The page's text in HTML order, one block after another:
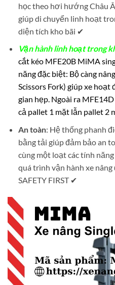
học theo hơi hướng Châu
giúp di chuyển linh hoạt
diện tích kho bãi ✔
Vận hành linh hoạt trong
cắt kéo MFE20B MiMA
năng đặc biệt: Bộ càng
Scissors Fork) giúp xe
gian hẹp. Ngoài ra
cả pallet 1 mặt lẫn pallet 2
An toàn: Hệ thống phanh
bằng tải giúp đảm bảo an
cùng một loạt các tính
quá trình vận hành xe
SAFETY FIRST ✔